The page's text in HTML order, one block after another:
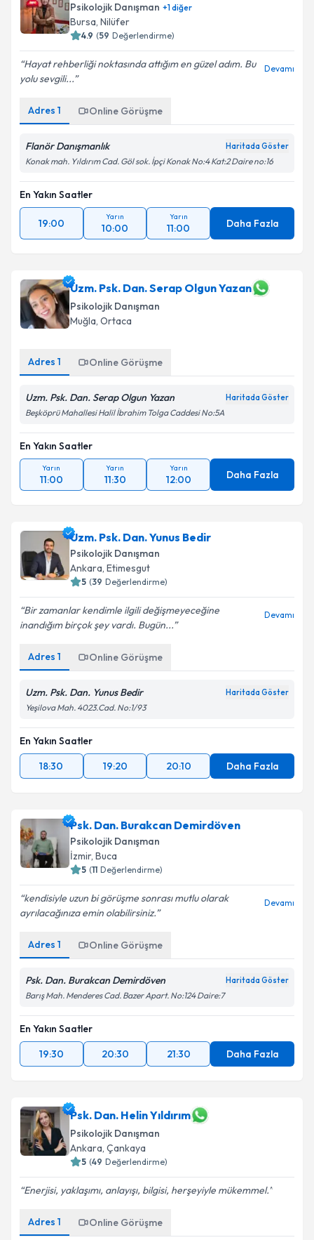
Psikolojik Danışman +1diğer
Bursa, Nilüfer
4.9 (59 Değerlendirme)
Hayat rehberliği noktasında attığım en güzel adım. Bu
yolu sevgili...
Devamı
Adres 1 Online Görüşme
Flanör Danışmanlık Haritada Göster
Konak mah. Yıldırım Cad. Göl sok. İpçi Konak No:4 Kat:2 Daire no:16
En Yakın Saatler
19:00
Yarın
10:00
Yarın
11:00 Daha Fazla
Uzm. Psk. Dan. Serap Olgun Yazan
Psikolojik Danışman
Muğla, Ortaca
Adres 1 Online Görüşme
Uzm. Psk. Dan. Serap Olgun Yazan Haritada Göster
Beşköprü Mahallesi Halil İbrahim Tolga Caddesi No:5A
En Yakın Saatler
Yarın
11:00
Yarın
11:30
Yarın
12:00 Daha Fazla
Uzm. Psk. Dan. Yunus Bedir
Psikolojik Danışman
Ankara, Etimesgut
5 (39 Değerlendirme)
Bir zamanlar kendimle ilgili değişmeyeceğine
inandığım birçok şey vardı. Bugün...
Devamı
Adres 1 Online Görüşme
Uzm. Psk. Dan. Yunus Bedir Haritada Göster
Yeşilova Mah. 4023.Cad. No:1/93
En Yakın Saatler
18:30
19:20 20:10 Daha Fazla
Psk. Dan. Burakcan Demirdöven
Psikolojik Danışman
İzmir, Buca
5 (11 Değerlendirme)
kendisiyle uzun bi görüşme sonrası mutlu olarak
ayrılacağınıza emin olabilirsiniz.
Devamı
Adres 1 Online Görüşme
Psk. Dan. Burakcan Demirdöven Haritada Göster
Barış Mah. Menderes Cad. Bazer Apart. No:124 Daire:7
En Yakın Saatler
19:30
20:30 21:30 Daha Fazla
Psk. Dan. Helin Yıldırım
Psikolojik Danışman
Ankara, Çankaya
5 (49 Değerlendirme)
Enerjisi, yaklaşımı, anlayışı, bilgisi, herşeyiyle mükemmel.
Adres 1 Online Görüşme